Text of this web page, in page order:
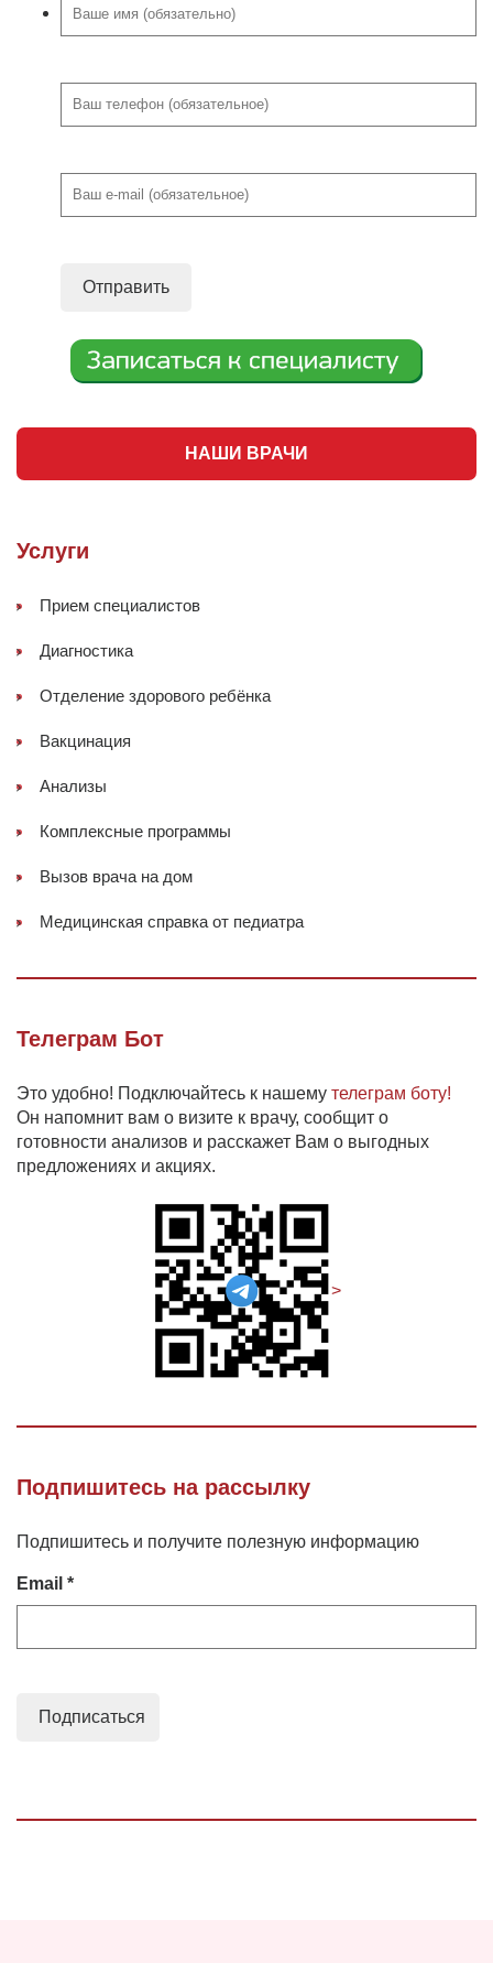
НАШИ ВРАЧИ
Услуги
Прием специалистов
Диагностика
Отделение здорового ребёнка
Вакцинация
Анализы
Комплексные программы
Вызов врача на дом
Медицинская справка от педиатра
Телеграм Бот
Это удобно! Подключайтесь к нашему телеграм боту!
Он напомнит вам о визите к врачу, сообщит о
готовности анализов и расскажет Вам о выгодных
предложениях и акциях.
>
Подпишитесь на рассылку
Подпишитесь и получите полезную информацию
Email *